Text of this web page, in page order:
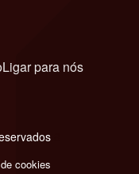
Ligar para nós
cookies